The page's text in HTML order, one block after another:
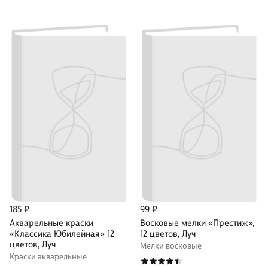
185 ₽
Акварельные краски
«Классика Юбилейная» 12
цветов, Луч
Краски акварельные
99 ₽
Восковые мелки «Престиж»,
12 цветов, Луч
Мелки восковые